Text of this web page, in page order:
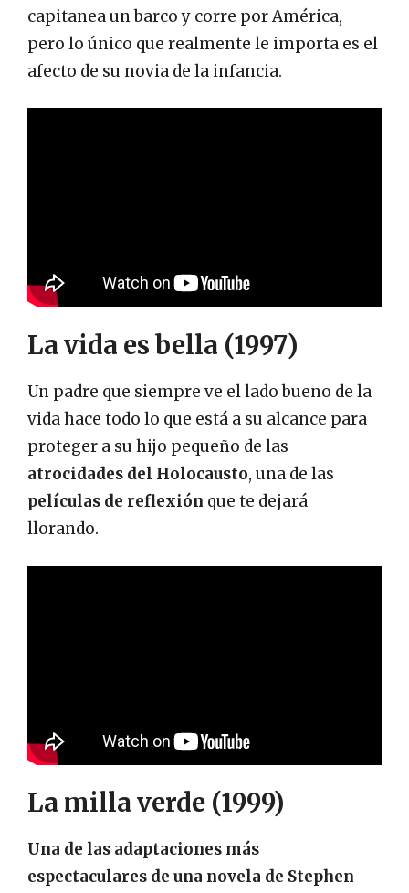
capitanea un barco y corre por América,
pero lo único que realmente le importa es el
afecto de su novia de la infancia.
La vida es bella (1997)
Un padre que siempre ve el lado bueno de la
vida hace todo lo que está a su alcance para
proteger a su hijo pequeño de las
atrocidades del Holocausto, una de las
películas de reflexión que te dejará
llorando.
La milla verde (1999)
Una de las adaptaciones más
espectaculares de una novela de Stephen